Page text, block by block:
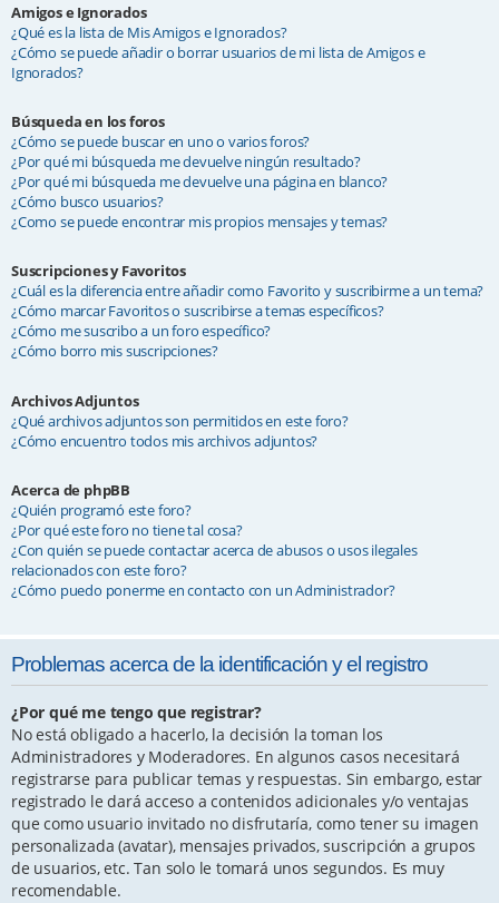
Amigos e Ignorados
¿Qué es la lista de Mis Amigos e Ignorados?
¿Cómo se puede añadir o borrar usuarios de mi lista de Amigos e
Ignorados?
Búsqueda en los foros
¿Cómo se puede buscar en uno o varios foros?
¿Por qué mi búsqueda me devuelve ningún resultado?
¿Por qué mi búsqueda me devuelve una página en blanco?
¿Cómo busco usuarios?
¿Como se puede encontrar mis propios mensajes y temas?
Suscripciones y Favoritos
¿Cuál es la diferencia entre añadir como Favorito y suscribirme a un tema?
¿Cómo marcar Favoritos o suscribirse a temas específicos?
¿Cómo me suscribo a un foro específico?
¿Cómo borro mis suscripciones?
Archivos Adjuntos
¿Qué archivos adjuntos son permitidos en este foro?
¿Cómo encuentro todos mis archivos adjuntos?
Acerca de phpBB
¿Quién programó este foro?
¿Por qué este foro no tiene tal cosa?
¿Con quién se puede contactar acerca de abusos o usos ilegales
relacionados con este foro?
¿Cómo puedo ponerme en contacto con un Administrador?
Problemas acerca de la identificación y el registro
¿Por qué me tengo que registrar?
No está obligado a hacerlo, la decisión la toman los
Administradores y Moderadores. En algunos casos necesitará
registrarse para publicar temas y respuestas. Sin embargo, estar
registrado le dará acceso a contenidos adicionales y/o ventajas
que como usuario invitado no disfrutaría, como tener su imagen
personalizada (avatar), mensajes privados, suscripción a grupos
de usuarios, etc. Tan solo le tomará unos segundos. Es muy
recomendable.